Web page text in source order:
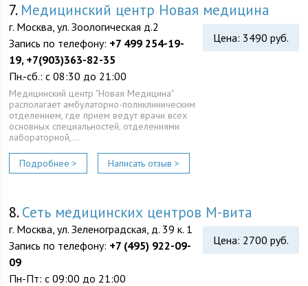
7. Медицинский центр Новая медицина
Цена: 3490 руб.
г. Москва, ул. Зоологическая д.2
Запись по телефону: +7 499 254-19-
19, +7(903)363-82-35
Пн.-сб.: с 08:30 до 21:00
Медицинский центр "Новая Медицина"
располагает амбулаторно-поликлиническим
отделением, где прием ведут врачи всех
основных специальностей, отделениями
лабораторной,…
Подробнее > Написать отзыв >
8.Сеть медицинских центров М-вита
Цена: 2700 руб.
г. Москва, ул. Зеленоградская, д. 39 к. 1
Запись по телефону: +7 (495) 922-09-
09
Пн-Пт: с 09:00 до 21:00